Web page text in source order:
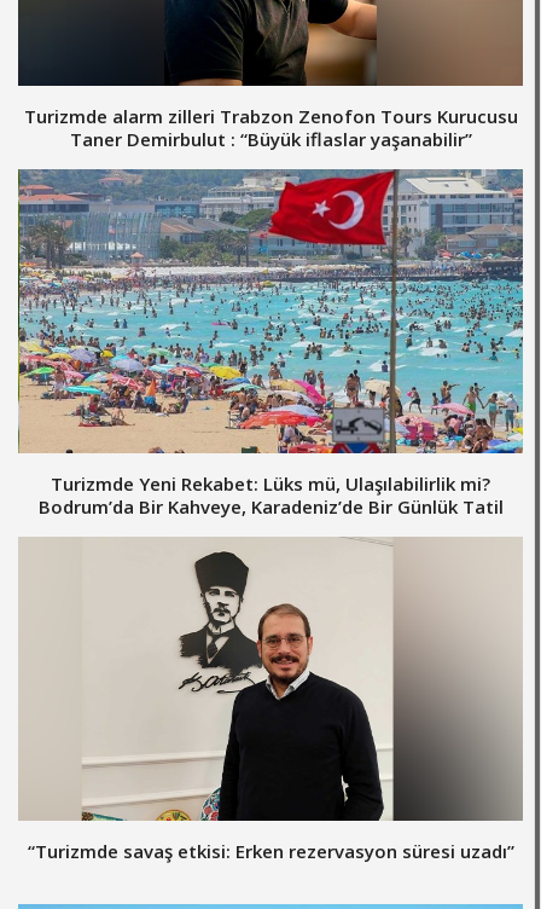
Turizmde alarm zilleri Trabzon Zenofon Tours Kurucusu
Taner Demirbulut : “Büyük iflaslar yaşanabilir”
Turizmde Yeni Rekabet: Lüks mü, Ulaşılabilirlik mi?
Bodrum’da Bir Kahveye, Karadeniz’de Bir Günlük Tatil
“Turizmde savaş etkisi: Erken rezervasyon süresi uzadı”